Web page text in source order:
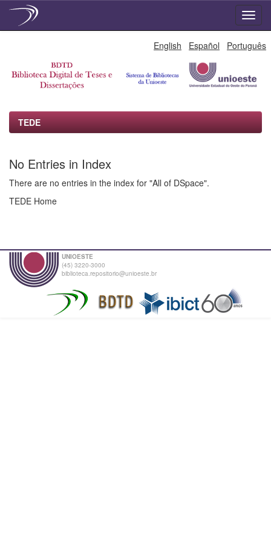
English Español Português
TEDE
No Entries in Index
There are no entries in the index for "All of DSpace".
TEDE Home
UNIOESTE
(45) 3220-3000
biblioteca.repositorio@unioeste.br